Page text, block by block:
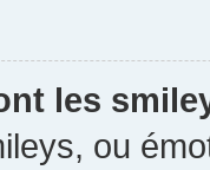
les
ou